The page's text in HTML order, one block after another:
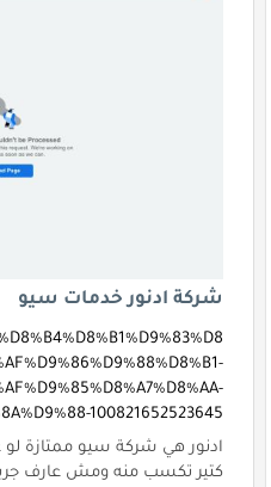
شركة ادنور خدمات سيو
100821652523645
ادنور هي شركة سيو ممتازة
كتير تكسب منه ومش عارف